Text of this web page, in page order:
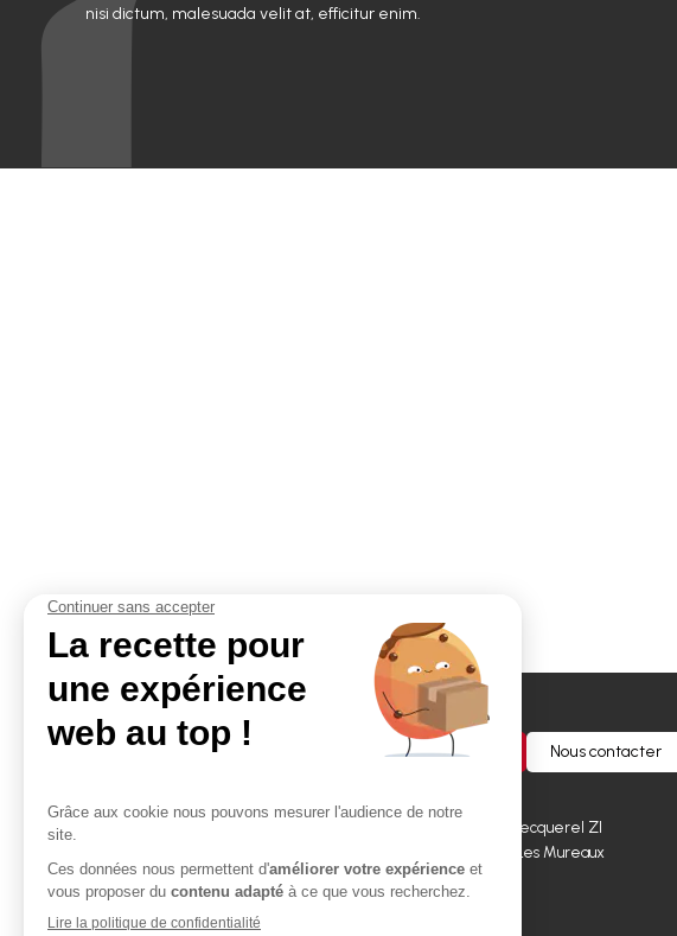
nisi dictum, malesuada velit at, efficitur enim.
Demander un devis Nous contacter
Accès rapides
Portfolio
Blog
Contact
Bikom Shop, 26 rue becquerel ZI
des Garennes 78130 Les Mureaux
01 30 99 75 64